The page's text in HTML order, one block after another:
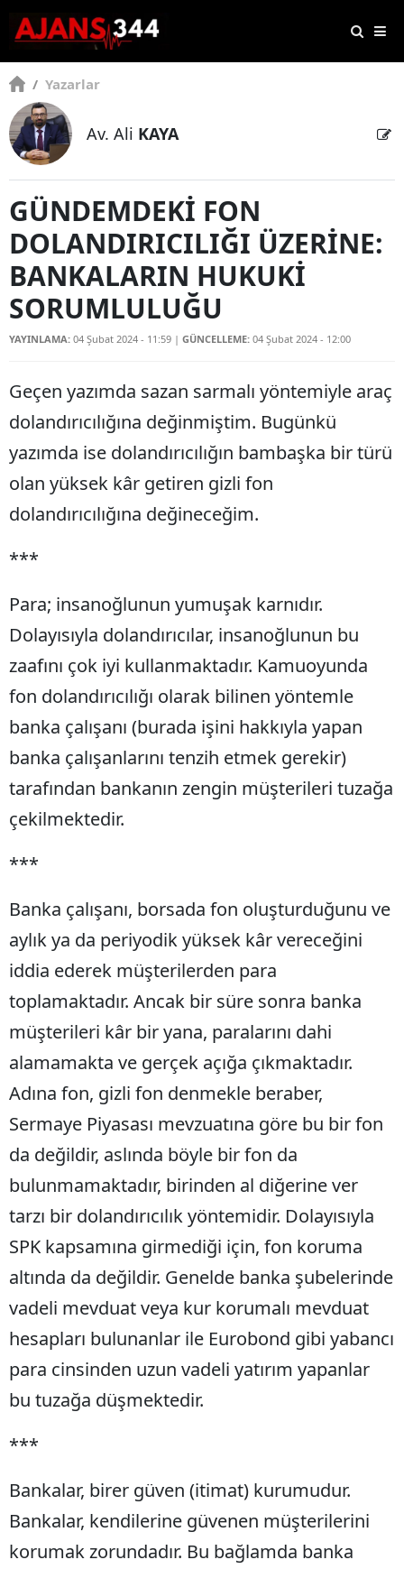
/ Yazarlar
Av. Ali KAYA
GÜNDEMDEKİ FON
DOLANDIRICILIĞI ÜZERİNE:
BANKALARIN HUKUKİ
SORUMLULUĞU
YAYINLAMA: 04 Şubat 2024 - 11:59 | GÜNCELLEME: 04 Şubat 2024 - 12:00
Geçen yazımda sazan sarmalı yöntemiyle araç
dolandırıcılığına değinmiştim. Bugünkü
yazımda ise dolandırıcılığın bambaşka bir türü
olan yüksek kâr getiren gizli fon
dolandırıcılığına değineceğim.
***
Para; insanoğlunun yumuşak karnıdır.
Dolayısıyla dolandırıcılar, insanoğlunun bu
zaafını çok iyi kullanmaktadır. Kamuoyunda
fon dolandırıcılığı olarak bilinen yöntemle
banka çalışanı (burada işini hakkıyla yapan
banka çalışanlarını tenzih etmek gerekir)
tarafından bankanın zengin müşterileri tuzağa
çekilmektedir.
***
Banka çalışanı, borsada fon oluşturduğunu ve
aylık ya da periyodik yüksek kâr vereceğini
iddia ederek müşterilerden para
toplamaktadır. Ancak bir süre sonra banka
müşterileri kâr bir yana, paralarını dahi
alamamakta ve gerçek açığa çıkmaktadır.
Adına fon, gizli fon denmekle beraber,
Sermaye Piyasası mevzuatına göre bu bir fon
da değildir, aslında böyle bir fon da
bulunmamaktadır, birinden al diğerine ver
tarzı bir dolandırıcılık yöntemidir. Dolayısıyla
SPK kapsamına girmediği için, fon koruma
altında da değildir. Genelde banka şubelerinde
vadeli mevduat veya kur korumalı mevduat
hesapları bulunanlar ile Eurobond gibi yabancı
para cinsinden uzun vadeli yatırım yapanlar
bu tuzağa düşmektedir.
***
Bankalar, birer güven (itimat) kurumudur.
Bankalar, kendilerine güvenen müşterilerini
korumak zorundadır. Bu bağlamda banka